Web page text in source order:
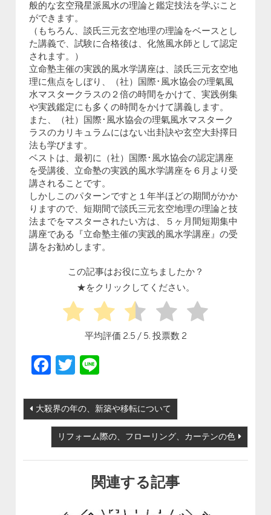
般的な玄空飛星派風水の理論と鑑定技法を学ぶこと
ができます。
（もちろん、談氏三元玄空地理の理論をベースとし
た講義で、試験に合格後は、化煞風水師として認定
されます。）
立命塾主催の実践的風水学講座は、談氏三元玄空地
理に焦点をしぼり、（社）国際･風水協会の理氣風
水マスタークラスの２倍の時間をかけて、実践例集
や実践鑑定にも多くの時間をかけて講義します。
また、（社）国際･風水協会の理氣風水マスターク
ラスのカリキュラムにはない出卦訣や玄空大卦擇日
法も学びます。
ベストは、最初に（社）国際･風水協会の認定講座
を受講後、立命塾の実践的風水学講座を６月より受
講されることです。
しかしこのパターンですと１年半ほどの期間がかか
りますので、短期間で談氏三元玄空地理の理論と技
法までをマスターされたい方は、５ヶ月間短期集中
講座である『立命塾主催の実践的風水学講座』の受
講をお勧めします。
この記事はお役に立ちましたか？
★をクリックしてください。
平均評価 2.5 / 5. 投票数 2
Facebook
Twitter
投稿ナビゲーション
大殺界の年の、新築や移転について
リフォーム際の、フローリング、カーテンの色
関連する記事